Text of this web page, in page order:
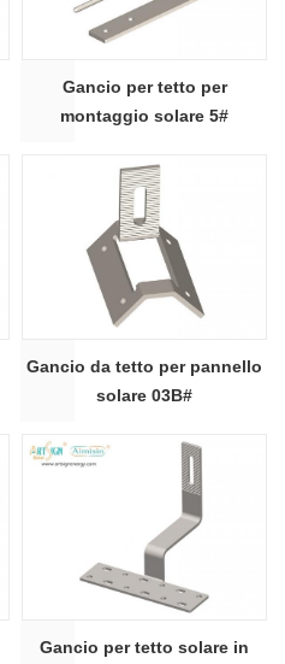
Gancio per tetto per
montaggio solare 5#
Gancio da tetto per pannello
solare 03B#
Gancio per tetto solare in